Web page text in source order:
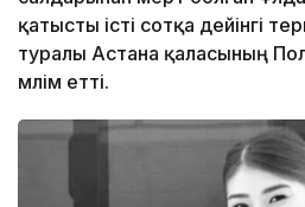
қатысты істі сотқа дейінгі
туралы Астана қаласының
мәлім етті.